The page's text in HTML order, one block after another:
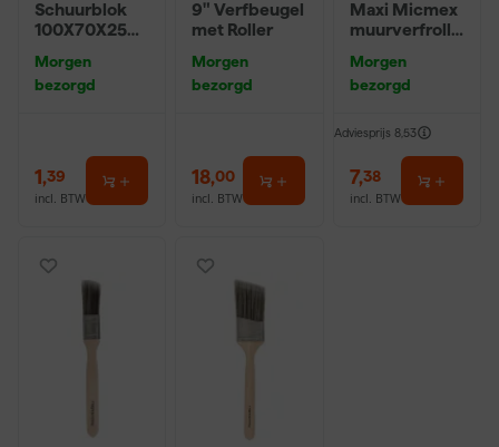
Schuurblok
100X70X25m
P220
Morgen
bezorgd
1,39
incl. BTW
9" Verfbeugel
met Roller
Morgen
bezorgd
18,00
incl. BTW
Maxi Micmex
muurverfrolle
Morgen
bezorgd
Adviesprijs 8,53
7,38
incl. BTW